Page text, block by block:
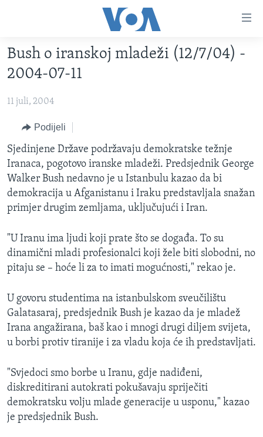
glavni
sadržaj
na
navigaciju
Idi
na
pretragu
FOTOGRAFIJE DANA
VIJESTI
SJEDINJENE AMERIČKE DRŽAVE
BOSNA I HERCEGOVINA
SVIJET
NAUKA I TEHNOLOGIJA
SPECIJALNI PROJEKTI
KORUPCIJA
SLOBODA MEDIJA
ŽENSKA STRANA
IZBJEGLIČKA STRANA
MAGAZIN
O GLASU AMERIKE
Learning English
Jezici
Bush o iranskoj mladeži (12/7/04) -
2004-07-11
11 juli, 2004
Podijeli
Sjedinjene Države podržavaju demokratske težnje
Iranaca, pogotovo iranske mladeži. Predsjednik George
Walker Bush nedavno je u Istanbulu kazao da bi
demokracija u Afganistanu i Iraku predstavljala snažan
primjer drugim zemljama, uključujući i Iran.
"U Iranu ima ljudi koji prate što se događa. To su
dinamični mladi profesionalci koji žele biti slobodni, no
pitaju se – hoće li za to imati mogućnosti," rekao je.
U govoru studentima na istanbulskom sveučilištu
Galatasaraj, predsjednik Bush je kazao da je mladež
Irana angažirana, baš kao i mnogi drugi diljem svijeta,
u borbi protiv tiranije i za vladu koja će ih predstavljati.
"Svjedoci smo borbe u Iranu, gdje nadiđeni,
diskreditirani autokrati pokušavaju spriječiti
demokratsku volju mlade generacije u usponu," kazao
je predsjednik Bush.